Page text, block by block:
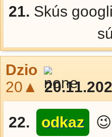
21. Skús
Dzio
20▲
22. odkaz 😉